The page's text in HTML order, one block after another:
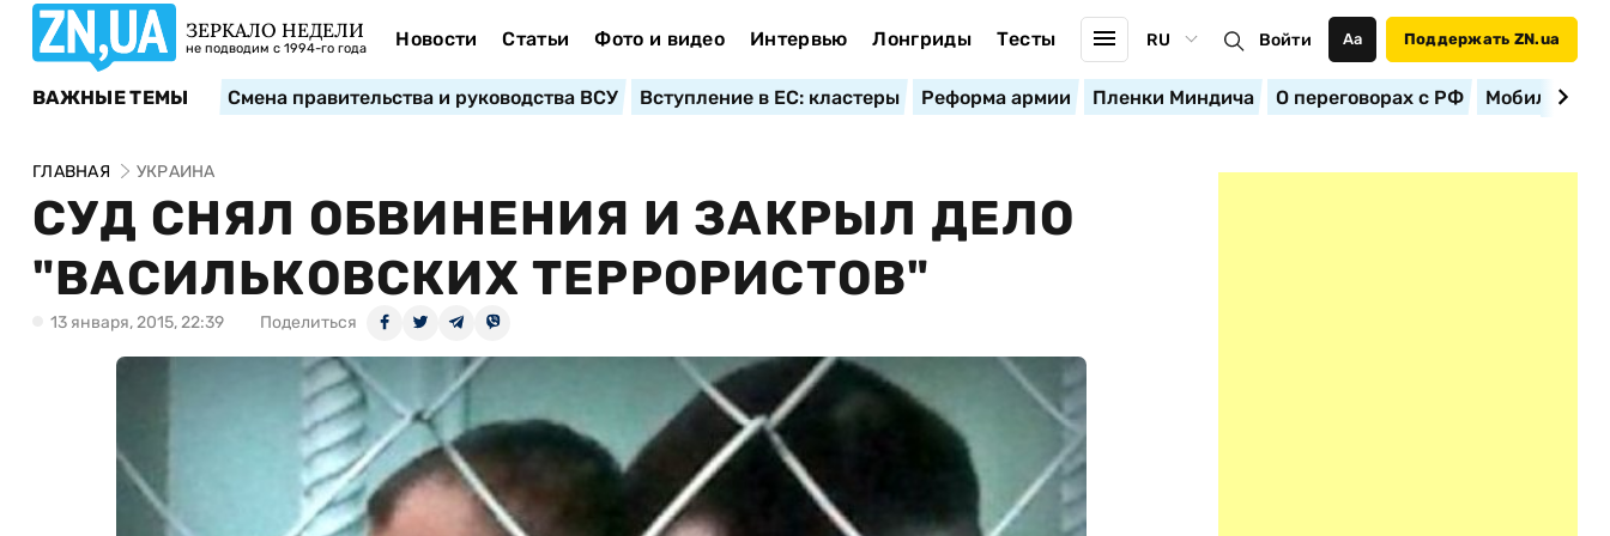
ЗЕРКАЛО НЕДЕЛИ
не подводим с 1994-го года Новости Статьи Фото и видео Интервью Лонгриды Тесты RU Войти Аа Поддержать ZN.ua
ВАЖНЫЕ ТЕМЫ Смена правительства и руководства ВСУ Вступление в ЕС: кластеры Реформа армии Пленки Миндича О переговорах с РФ
ГЛАВНАЯ УКРАИНА
СУД СНЯЛ ОБВИНЕНИЯ И ЗАКРЫЛ ДЕЛО
"ВАСИЛЬКОВСКИХ ТЕРРОРИСТОВ"
13 января, 2015, 22:39 Поделиться